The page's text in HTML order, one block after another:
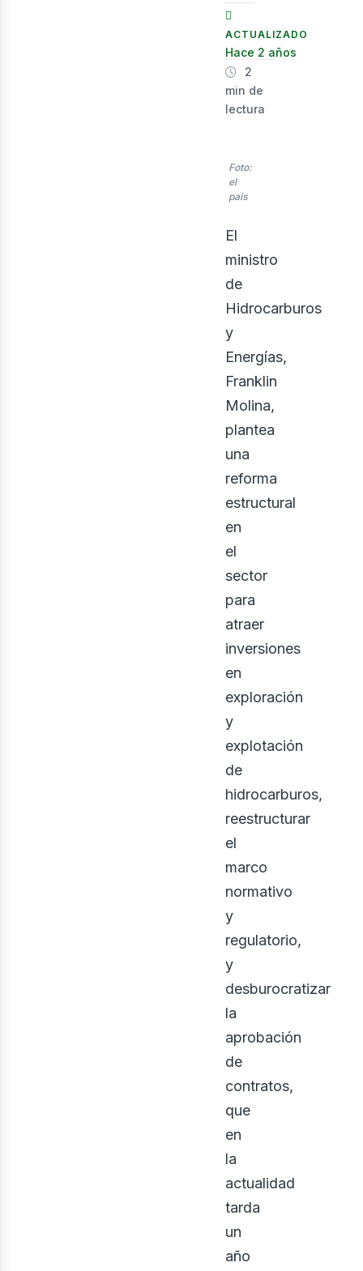
ACTUALIZADO
Hace 2 años
2
min de
lectura
Foto:
el
pais
El
ministro
de
Hidrocarburos
y
Energías,
Franklin
Molina,
plantea
una
reforma
estructural
en
el
sector
para
atraer
inversiones
en
exploración
y
explotación
de
hidrocarburos,
reestructurar
el
marco
normativo
y
regulatorio,
y
desburocratizar
la
aprobación
de
contratos,
que
en
la
actualidad
tarda
un
año